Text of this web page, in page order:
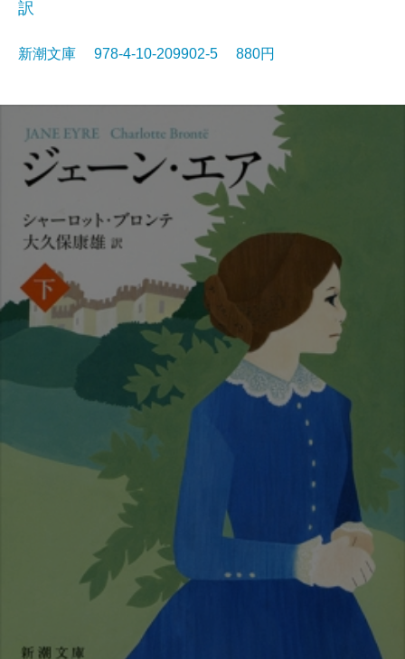
訳
新潮文庫 978-4-10-209902-5 880円